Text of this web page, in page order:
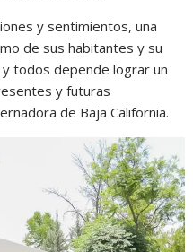
y sentimientos, una
de sus habitantes y su
todos depende lograr un
y futuras
de Baja California.